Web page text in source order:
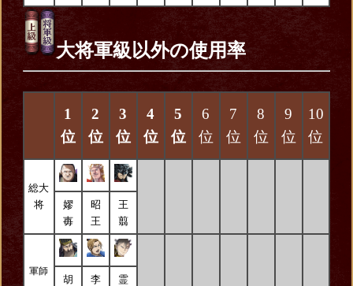
大将軍級以外の使用率
1
位
2
位
3
位
4
位
5
位
6
位
7
位
8
位
9
位
10
位
総大
将
嫪
毐
昭
王
王
翦
軍師
胡
李
霊